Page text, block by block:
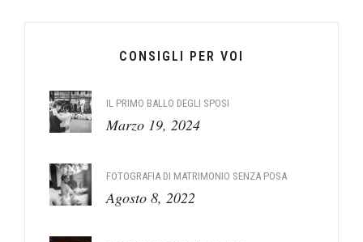
CONSIGLI PER VOI
IL PRIMO BALLO DEGLI SPOSI
Marzo 19, 2024
FOTOGRAFIA DI MATRIMONIO SENZA POSA
Agosto 8, 2022